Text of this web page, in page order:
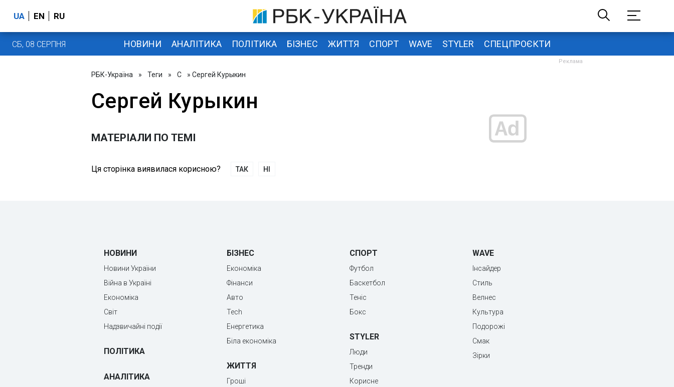
UA EN RU
СБ, 08 СЕРПНЯ НОВИНИ АНАЛІТИКА ПОЛІТИКА БІЗНЕС ЖИТТЯ СПОРТ WAVE STYLER СПЕЦПРОЄКТИ
РБК-Україна » Теги » С » Сергей Курыкин
Сергей Курыкин
МАТЕРІАЛИ ПО ТЕМІ
Ця сторінка виявилася корисною? ТАК НІ
НОВИНИ
Новини України
Війна в Україні
Економіка
Світ
Надзвичайні події
ПОЛІТИКА
АНАЛІТИКА
БІЗНЕС
Економіка
Фінанси
Авто
Tech
Енергетика
Біла економіка
ЖИТТЯ
Гроші
СПОРТ
Футбол
Баскетбол
Теніс
Бокс
STYLER
Люди
Тренди
Корисне
WAVE
Інсайдер
Стиль
Велнес
Культура
Подорожі
Смак
Зірки